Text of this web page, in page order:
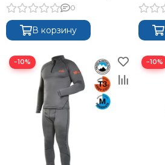
0
В корзину
−10% −10%